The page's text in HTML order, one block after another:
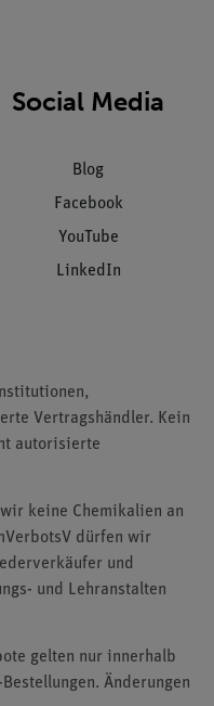
Social Media
Blog
Facebook
YouTube
LinkedIn
Vertragshändler. Kein
autorisierte
keine Chemikalien an
dürfen wir
und
und Lehranstalten
gelten nur innerhalb
Änderungen